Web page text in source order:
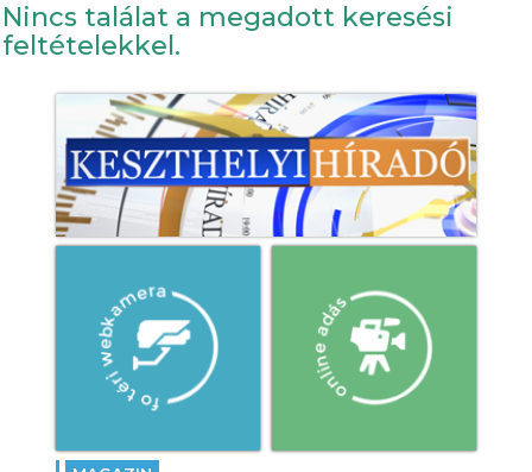
Nincs találat a megadott keresési
feltételekkel.